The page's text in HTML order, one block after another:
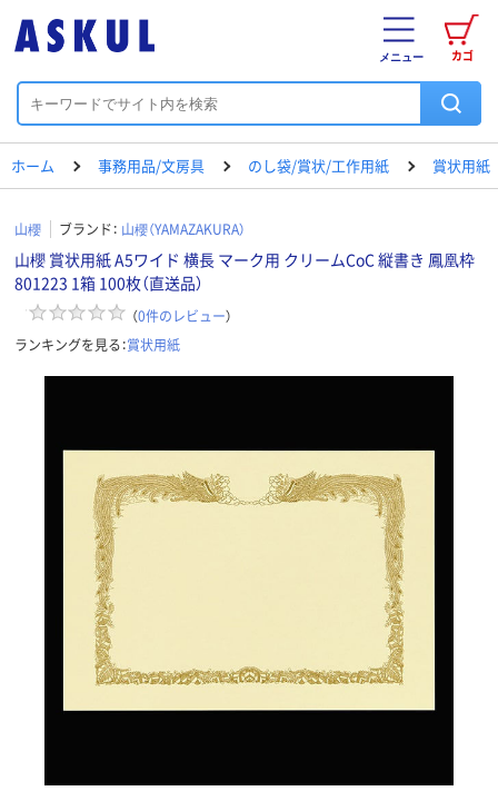
カゴ
メニュー
ホーム 事務用品/文房具 のし袋/賞状/工作用紙 賞状用紙
山櫻 ブランド： 山櫻（YAMAZAKURA）
山櫻 賞状用紙 A5ワイド 横長 マーク用 クリームCoC 縦書き 鳳凰枠
801223 1箱 100枚（直送品）
（0件のレビュー）
ランキングを見る：賞状用紙